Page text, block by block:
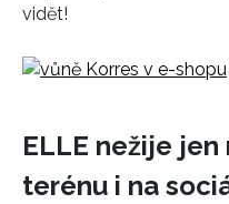
vidět!
ELLE nežije jen
terénu i na